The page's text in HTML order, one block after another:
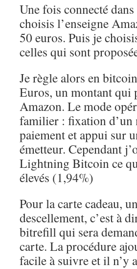
Une fois connecté
choisis l’enseigne
50 euros. Puis je
celles qui sont
Je règle alors en
Euros, un montant qui
Amazon. Le mode
familier : fixation d’un
paiement et appui sur
émetteur. Cependant
Lightning Bitcoin ce
élevés (1,94%)
Pour la carte cadeau,
descellement, c’est à
bitrefill qui sera
carte. La procédure
facile à suivre et il n’y